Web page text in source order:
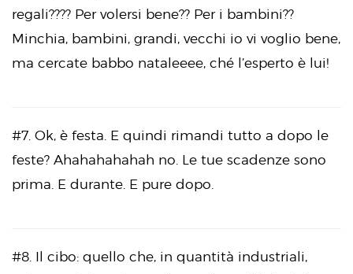
regali???? Per volersi bene?? Per i bambini??
Minchia, bambini, grandi, vecchi io vi voglio bene,
ma cercate babbo nataleeee, ché l’esperto è lui!
#7. Ok, è festa. E quindi rimandi tutto a dopo le
feste? Ahahahahahah no. Le tue scadenze sono
prima. E durante. E pure dopo.
#8. Il cibo: quello che, in quantità industriali,